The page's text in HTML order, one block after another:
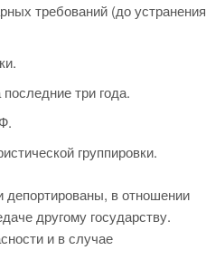
требований (до устранения
три года.
группировки.
депортированы, в отношении
другому государству.
и в случае